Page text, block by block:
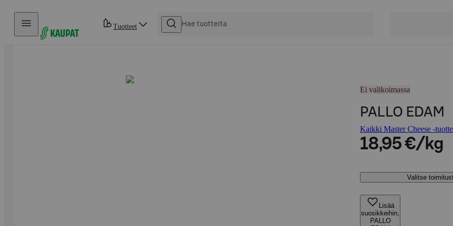
Hyppää sisältöön
Tuotteet
Ei valikoimassa
PALLO EDAM
Kaikki Master Cheese -
18,95 €/kg
Valitse
Lisää
suosikkeihin,
PALLO